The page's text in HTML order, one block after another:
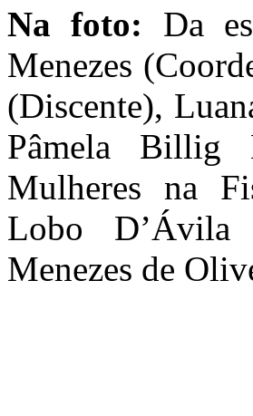
Na foto: Da
Menezes
(Discente),
Pâmela Billig
Mulheres na
Lobo D’Ávila
Menezes de